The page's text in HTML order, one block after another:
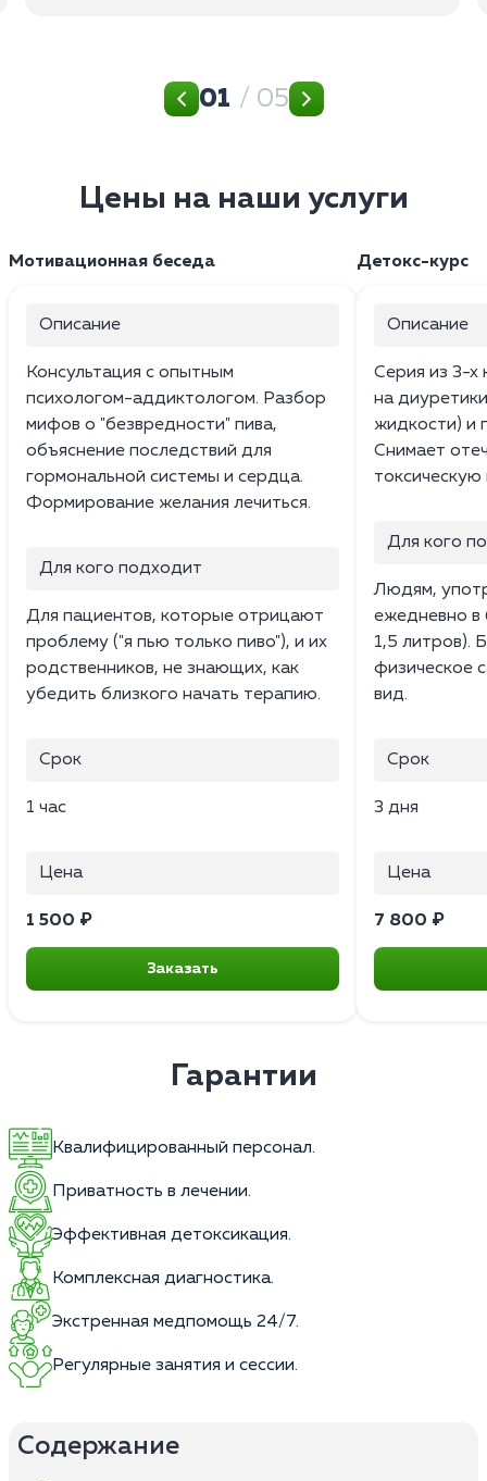
01 / 05
Цены на наши услуги
Мотивационная беседа
Описание
Консультация с опытным
психологом-аддиктологом. Разбор
мифов о "безвредности" пива,
объяснение последствий для
гормональной системы и сердца.
Формирование желания лечиться.
Для кого подходит
Для пациентов, которые отрицают
проблему ("я пью только пиво"), и их
родственников, не знающих, как
убедить близкого начать терапию.
Срок
1 час
Цена
1 500 ₽
Заказать
Детокс-курс
Описание
Серия из 3-х
на
жидкости) и
Снимает
токсическую
Для кого
Людям,
ежедневно в
1,5 литров).
физическое
вид.
Срок
3 дня
Цена
7 800 ₽
Гарантии
Квалифицированный персонал.
Приватность в лечении.
Эффективная детоксикация.
Комплексная диагностика.
Экстренная медпомощь 24/7.
Регулярные занятия и сессии.
Содержание